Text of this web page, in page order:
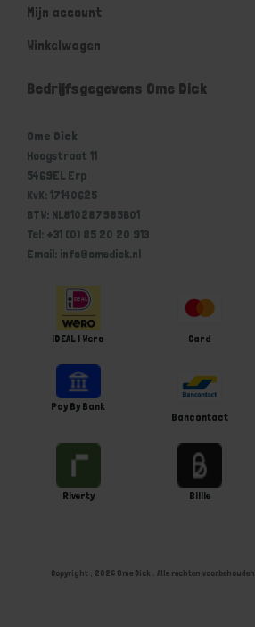
Mijn account
Winkelwagen
Bedrijfsgegevens Ome Dick
Ome Dick
Hoogstraat 11
5469EL Erp
KvK: 17140625
BTW: NL810287985B01
Tel: +31 (0) 85 20 20 913
Email: info@omedick.nl
iDEAL | Wero Card
Pay By Bank
Bancontact
Riverty Billie
Copyright ; 2026 Ome Dick . Alle rechten voorbehouden